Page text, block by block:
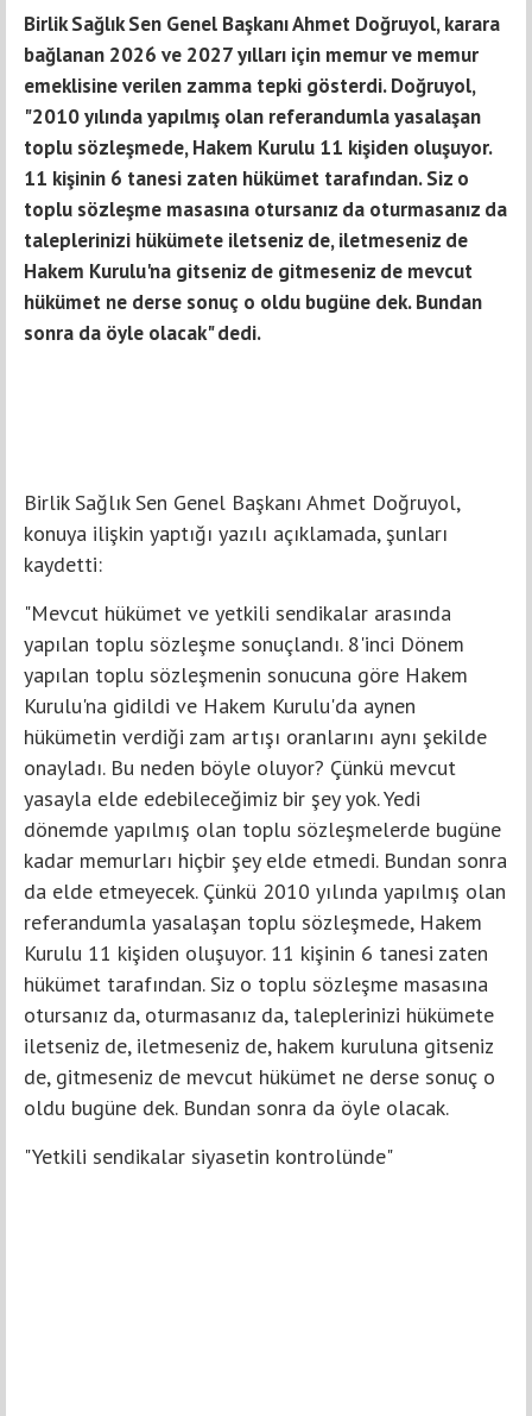
Birlik Sağlık Sen Genel Başkanı Ahmet Doğruyol, karara
bağlanan 2026 ve 2027 yılları için memur ve memur
emeklisine verilen zamma tepki gösterdi. Doğruyol,
"2010 yılında yapılmış olan referandumla yasalaşan
toplu sözleşmede, Hakem Kurulu 11 kişiden oluşuyor.
11 kişinin 6 tanesi zaten hükümet tarafından. Siz o
toplu sözleşme masasına otursanız da oturmasanız da
taleplerinizi hükümete iletseniz de, iletmeseniz de
Hakem Kurulu'na gitseniz de gitmeseniz de mevcut
hükümet ne derse sonuç o oldu bugüne dek. Bundan
sonra da öyle olacak" dedi.
Birlik Sağlık Sen Genel Başkanı Ahmet Doğruyol,
konuya ilişkin yaptığı yazılı açıklamada, şunları
kaydetti:
"Mevcut hükümet ve yetkili sendikalar arasında
yapılan toplu sözleşme sonuçlandı. 8'inci Dönem
yapılan toplu sözleşmenin sonucuna göre Hakem
Kurulu'na gidildi ve Hakem Kurulu'da aynen
hükümetin verdiği zam artışı oranlarını aynı şekilde
onayladı. Bu neden böyle oluyor? Çünkü mevcut
yasayla elde edebileceğimiz bir şey yok. Yedi
dönemde yapılmış olan toplu sözleşmelerde bugüne
kadar memurları hiçbir şey elde etmedi. Bundan sonra
da elde etmeyecek. Çünkü 2010 yılında yapılmış olan
referandumla yasalaşan toplu sözleşmede, Hakem
Kurulu 11 kişiden oluşuyor. 11 kişinin 6 tanesi zaten
hükümet tarafından. Siz o toplu sözleşme masasına
otursanız da, oturmasanız da, taleplerinizi hükümete
iletseniz de, iletmeseniz de, hakem kuruluna gitseniz
de, gitmeseniz de mevcut hükümet ne derse sonuç o
oldu bugüne dek. Bundan sonra da öyle olacak.
"Yetkili sendikalar siyasetin kontrolünde"